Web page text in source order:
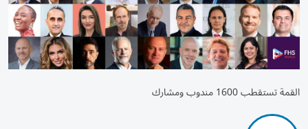
القمة تستقطب 1600 مندوب ومشارك